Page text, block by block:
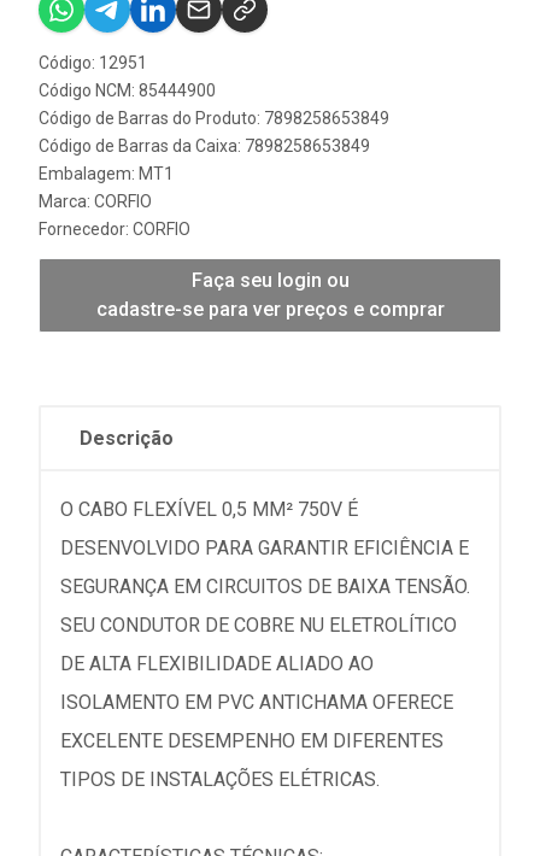
Código: 12951
Código NCM: 85444900
Código de Barras do Produto: 7898258653849
Código de Barras da Caixa: 7898258653849
Embalagem: MT1
Marca: CORFIO
Fornecedor: CORFIO
Faça seu login ou
cadastre-se para ver preços e comprar
Descrição
O CABO FLEXÍVEL 0,5 MM² 750V É
DESENVOLVIDO PARA GARANTIR EFICIÊNCIA E
SEGURANÇA EM CIRCUITOS DE BAIXA TENSÃO.
SEU CONDUTOR DE COBRE NU ELETROLÍTICO
DE ALTA FLEXIBILIDADE ALIADO AO
ISOLAMENTO EM PVC ANTICHAMA OFERECE
EXCELENTE DESEMPENHO EM DIFERENTES
TIPOS DE INSTALAÇÕES ELÉTRICAS.